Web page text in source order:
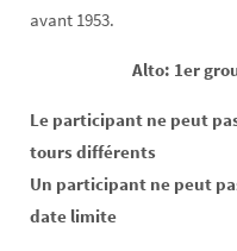
avant 1953.
Alto: 1er
Le participant ne peut
tours différents
Un participant ne peut
date limite